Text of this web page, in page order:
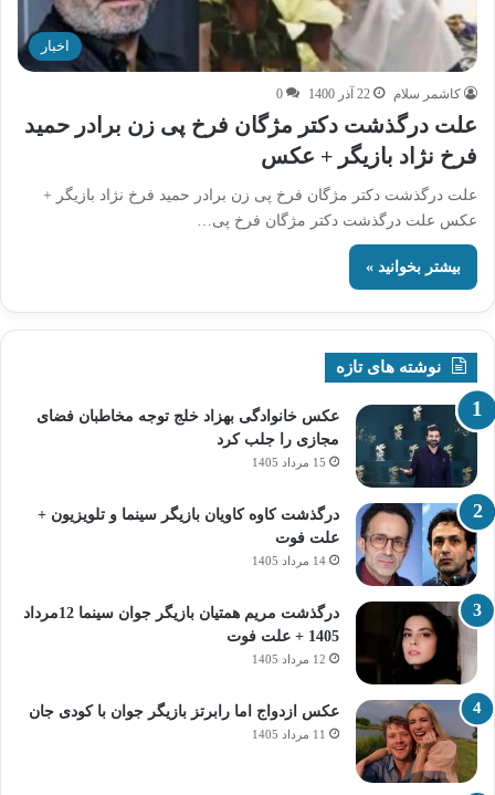
اخبار
کاشمر سلام 22 آذر 1400 0
علت درگذشت دکتر مژگان فرخ پی زن برادر حمید
فرخ نژاد بازیگر + عکس
علت درگذشت دکتر مژگان فرخ پی زن برادر حمید فرخ نژاد بازیگر +
عکس علت درگذشت دکتر مژگان فرخ پی…
بیشتر بخوانید »
نوشته های تازه
عکس خانوادگی بهزاد خلج توجه مخاطبان فضای
مجازی را جلب کرد
15 مرداد 1405
درگذشت کاوه کاویان بازیگر سینما و تلویزیون +
علت فوت
14 مرداد 1405
درگذشت مریم همتیان بازیگر جوان سینما 12مرداد
1405 + علت فوت
12 مرداد 1405
عکس ازدواج اما رابرتز بازیگر جوان با کودی جان
11 مرداد 1405